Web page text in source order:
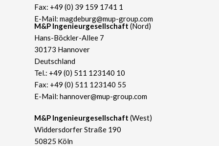
​M&P Ingenieurgesellschaft (Nord)
Hans-Böckler-Allee 7
30173 Hannover
Deutschland
Tel.: +49 (0) 511 123140 10
Fax: +49 (0) 511 123140 55
E-Mail: hannover@mup-group.com
​M&P Ingenieurgesellschaft (West)
Widdersdorfer Straße 190
50825 Köln
Fax: +49 (0) 39 159 1741 1
E-Mail: magdeburg@mup-group.com